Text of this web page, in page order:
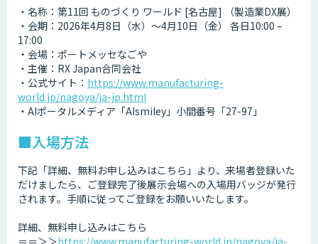
・名称：第11回 ものづくり ワールド [名古屋] （製造業DX展）
・会期：2026年4月8日（水）～4月10日（金） 各日10:00 –
17:00
・会場：ポートメッセなごや
・主催：RX Japan合同会社
・公式サイト： https://www.manufacturing-
world.jp/nagoya/ja-jp.html
・AIポータルメディア「AIsmiley」小間番号「27-97」
■入場方法
下記「詳細、無料お申し込みはこちら」より、来場者登録いた
だけましたら、ご登録完了後展示会場への入場用バッジが発行
されます。手順に従ってご登録をお願いいたします。
詳細、無料申し込みはこちら
＝＝＞＞https://www.manufacturing-world.jp/nagoya/ja-